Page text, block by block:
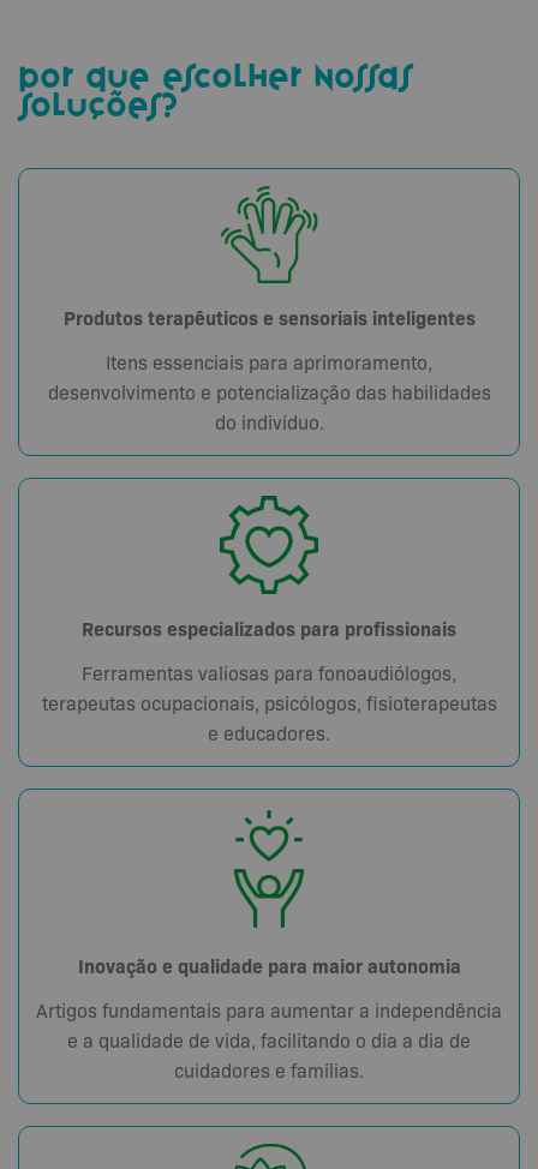
por que escolher nossas
soluções?
Produtos terapêuticos e sensoriais inteligentes
Itens essenciais para aprimoramento,
desenvolvimento e potencialização das habilidades
do indivíduo.
Recursos especializados para profissionais
Ferramentas valiosas para fonoaudiólogos,
terapeutas ocupacionais, psicólogos, fisioterapeutas
e educadores.
Inovação e qualidade para maior autonomia
Artigos fundamentais para aumentar a independência
e a qualidade de vida, facilitando o dia a dia de
cuidadores e famílias.